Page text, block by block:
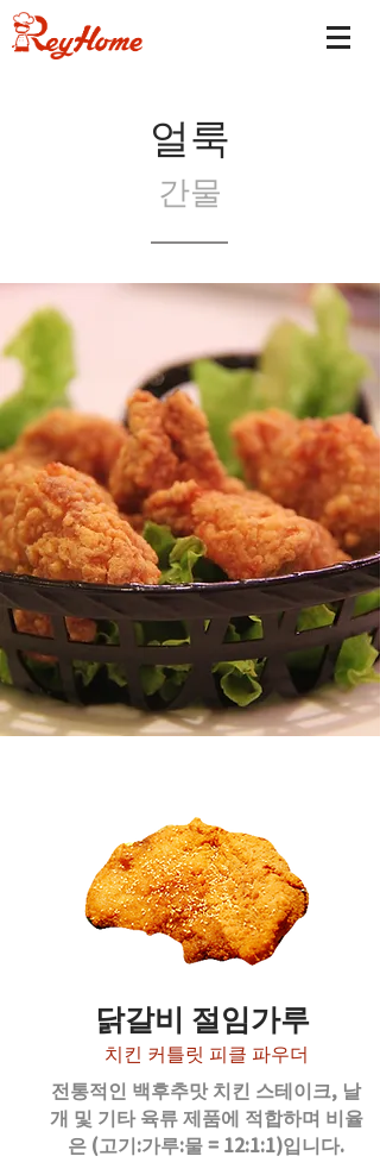
얼룩
간물
닭갈비 절임가루
치킨 커틀릿 피클 파우더
전통적인 백후추맛 치킨 스테이크, 날
개 및 기타 육류 제품에 적합하며 비율
은 (고기:가루:물 = 12:1:1)입니다.